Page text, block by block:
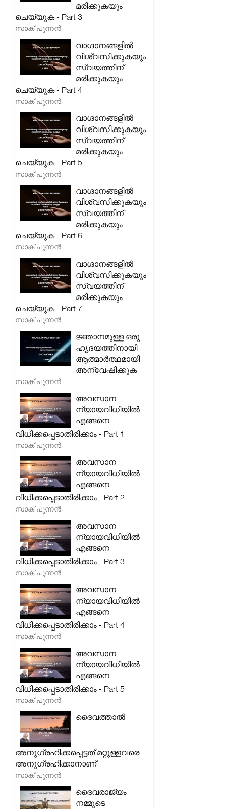
മരിക്കുകയും
ചെയ്യുക - Part 3
സാക് പുന്നൻ
വാഗ്ദാനങ്ങളിൽ
വിശ്വസിക്കുകയും
സ്വയത്തിന്
മരിക്കുകയും
ചെയ്യുക - Part 4
സാക് പുന്നൻ
വാഗ്ദാനങ്ങളിൽ
വിശ്വസിക്കുകയും
സ്വയത്തിന്
മരിക്കുകയും
ചെയ്യുക - Part 5
സാക് പുന്നൻ
വാഗ്ദാനങ്ങളിൽ
വിശ്വസിക്കുകയും
സ്വയത്തിന്
മരിക്കുകയും
ചെയ്യുക - Part 6
സാക് പുന്നൻ
വാഗ്ദാനങ്ങളിൽ
വിശ്വസിക്കുകയും
സ്വയത്തിന്
മരിക്കുകയും
ചെയ്യുക - Part 7
സാക് പുന്നൻ
ജ്ഞാനമുള്ള ഒരു
ഹൃദയത്തിനായി
ആത്മാർത്ഥമായി
അന്വേഷിക്കുക
സാക് പുന്നൻ
അവസാന
ന്യായവിധിയിൽ
എങ്ങനെ
വിധിക്കപ്പെടാതിരിക്കാം - Part 1
സാക് പുന്നൻ
അവസാന
ന്യായവിധിയിൽ
എങ്ങനെ
വിധിക്കപ്പെടാതിരിക്കാം - Part 2
സാക് പുന്നൻ
അവസാന
ന്യായവിധിയിൽ
എങ്ങനെ
വിധിക്കപ്പെടാതിരിക്കാം - Part 3
സാക് പുന്നൻ
അവസാന
ന്യായവിധിയിൽ
എങ്ങനെ
വിധിക്കപ്പെടാതിരിക്കാം - Part 4
സാക് പുന്നൻ
അവസാന
ന്യായവിധിയിൽ
എങ്ങനെ
വിധിക്കപ്പെടാതിരിക്കാം - Part 5
സാക് പുന്നൻ
ദൈവത്താൽ
അനുഗ്രഹിക്കപ്പെട്ടത് മറ്റുള്ളവരെ
അനുഗ്രഹിക്കാനാണ്
സാക് പുന്നൻ
ദൈവരാജ്യം
നമ്മുടെ